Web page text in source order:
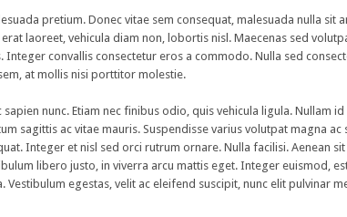
pretium. Donec vitae sem consequat, malesuada nulla sit
laoreet, vehicula diam non, lobortis nisl. Maecenas sed
convallis consectetur eros a commodo. Nulla sed
at mollis nisi porttitor molestie.
nunc. Etiam nec finibus odio, quis vehicula ligula. Nullam
sagittis ac vitae mauris. Suspendisse varius volutpat magna
Integer et nisl sed orci rutrum ornare. Nulla facilisi. Aenean
libero justo, in viverra arcu mattis eget. Integer euismod,
egestas, velit ac eleifend suscipit, nunc elit pulvinar